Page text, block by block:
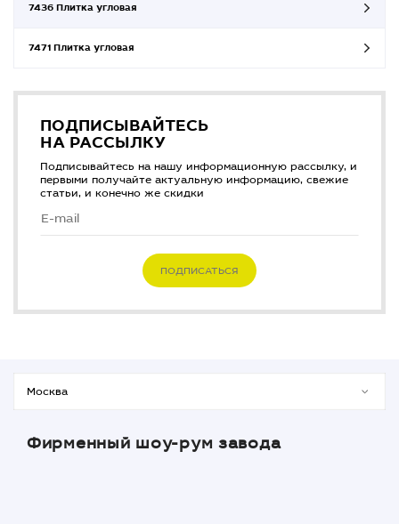
7436 Плитка угловая
7471 Плитка угловая
ПОДПИСЫВАЙТЕСЬ
НА РАССЫЛКУ
Подписывайтесь на нашу информационную рассылку, и
первыми получайте актуальную информацию, свежие
статьи, и конечно же скидки
ПОДПИСАТЬСЯ
Фирменный шоу-рум завода